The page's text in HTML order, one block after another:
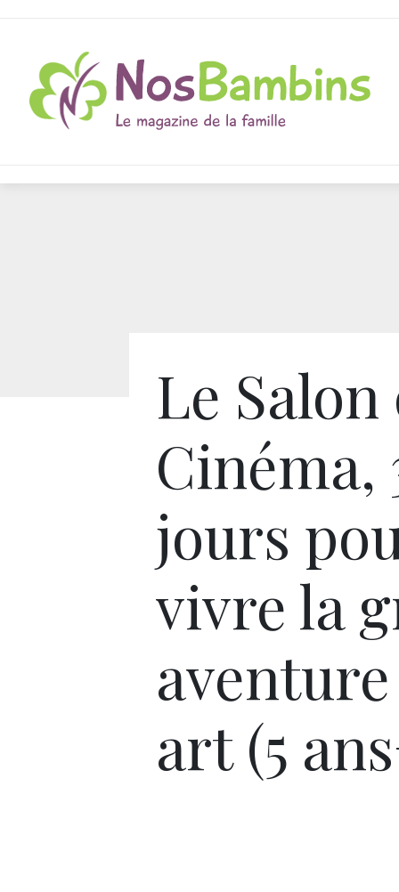
Le
Cinéma,
jours
vivre la
art (5